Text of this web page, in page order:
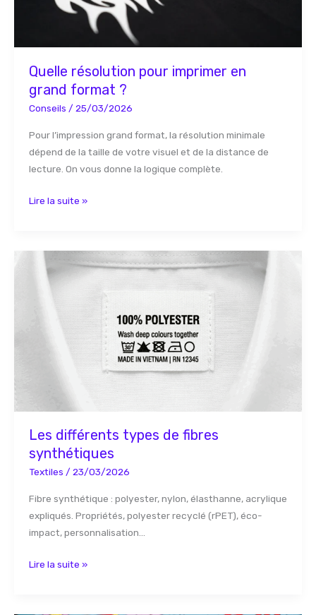
Quelle résolution pour imprimer en
grand format ?
Conseils / 25/03/2026
Pour l’impression grand format, la résolution minimale
dépend de la taille de votre visuel et de la distance de
lecture. On vous donne la logique complète.
Lire la suite »
Les différents types de fibres
synthétiques
Textiles / 23/03/2026
Fibre synthétique : polyester, nylon, élasthanne, acrylique
expliqués. Propriétés, polyester recyclé (rPET), éco-
impact, personnalisation…
différents
Lire la suite »